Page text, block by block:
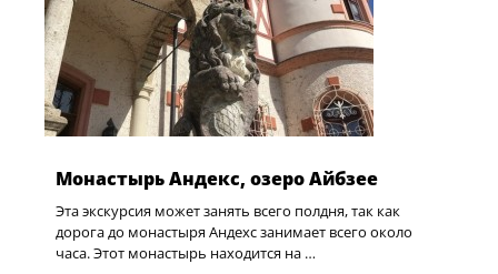
Монастырь Андекс, озеро Айбзее
Эта экскурсия может занять всего полдня, так как
дорога до монастыря Андехс занимает всего около
часа. Этот монастырь находится на …